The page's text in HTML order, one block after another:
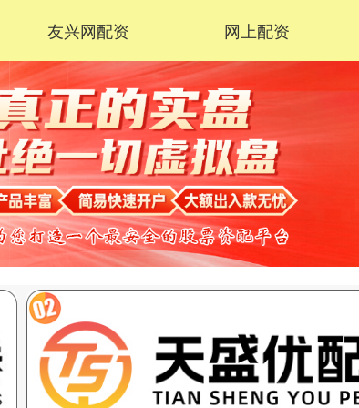
友兴网配资 网上配资